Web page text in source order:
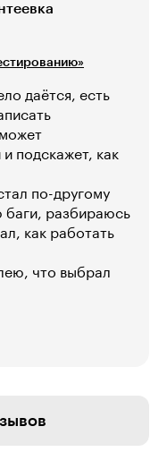
даётся, есть
подскажет, как
по-другому
баги, разбираюсь
как работать
что выбрал